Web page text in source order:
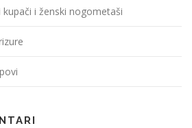
i ženski nogometaši